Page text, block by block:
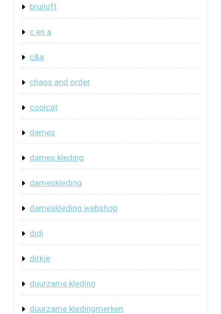
bruiloft
c en a
c&a
chaos and order
coolcat
dames
dames kleding
dameskleding
dameskleding webshop
didi
dirkje
duurzame kleding
duurzame kledingmerken